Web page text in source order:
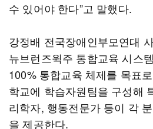
수 있어야 한다”고 말했다.
강정배 전국장애인부모연대
뉴브런즈윅주 통합교육 시스
100% 통합교육 체제를 목표
학교에 학습자원팀을 구성해
리학자, 행동전문가 등이 각
을 제공한다.